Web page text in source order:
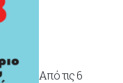
Από τις 6